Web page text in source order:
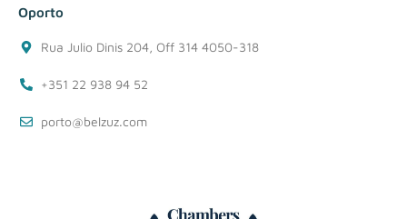
Oporto
Rua Julio Dinis 204, Off 314 4050-318
+351 22 938 94 52
porto@belzuz.com